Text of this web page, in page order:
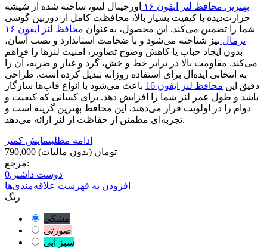
بهترین محافظ لنز ایفون ۱۶
اورجینال لیتو، ساخته شده از شیشه
حرارت‌دیده با کیفیت بسیار بالا، محافظت کامل از دوربین گوشی
شما را تضمین می‌کند. این محصول، به‌عنوان
محافظ لنز ایفون ۱۶
نرمال نیز شناخته می‌شود و با ضخامت استاندارد و نصب آسان،
بدون ایجاد حباب یا کاهش وضوح تصاویر، امنیت لنزها را فراهم
می‌کند. مقاومت بالا در برابر خط و خش، گرد و غبار و ضربه، آن را
به انتخابی ایده‌آل برای استفاده روزانه تبدیل کرده است. طراحی
دقیق این محافظ لنز ایفون 16
باعث می‌شود با انواع قاب‌ها سازگار
باشد و طول عمر لنز شما را افزایش دهد. برای کسانی که کیفیت و
دوام را در اولویت قرار می‌دهند، این محافظ بهترین گزینه است و
تجربه‌ای مطمئن از حفاظت از لنز ارائه می‌دهد.
ادامه مطلبنمایش کمتر
790,000 تومان (بدون مالیات)
مرجع:
دوست داشتن0
افزودن به فهرست علاقه‌مندی‌ها
رنگ
مشکی
صورتی
سبز ابی